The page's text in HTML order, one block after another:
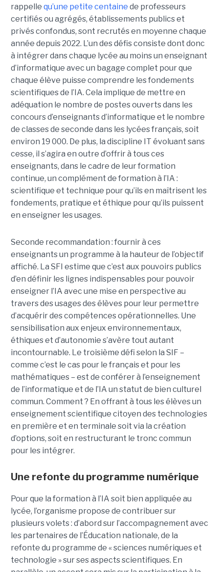
rappelle qu’une petite centaine de professeurs
certifiés ou agrégés, établissements publics et
privés confondus, sont recrutés en moyenne chaque
année depuis 2022. L’un des défis consiste dont donc
à intégrer dans chaque lycée au moins un enseignant
d’informatique avec un bagage complet pour que
chaque élève puisse comprendre les fondements
scientifiques de l’IA. Cela implique de mettre en
adéquation le nombre de postes ouverts dans les
concours d’enseignants d’informatique et le nombre
de classes de seconde dans les lycées français, soit
environ 19 000. De plus, la discipline IT évoluant sans
cesse, il s’agira en outre d’offrir à tous ces
enseignants, dans le cadre de leur formation
continue, un complément de formation à l’IA :
scientifique et technique pour qu’ils en maîtrisent les
fondements, pratique et éthique pour qu’ils puissent
en enseigner les usages.
Seconde recommandation : fournir à ces
enseignants un programme à la hauteur de l’objectif
affiché. La SFI estime que c’est aux pouvoirs publics
d’en définir les lignes indispensables pour pouvoir
enseigner l’IA avec une mise en perspective au
travers des usages des élèves pour leur permettre
d’acquérir des compétences opérationnelles. Une
sensibilisation aux enjeux environnementaux,
éthiques et d’autonomie s’avère tout autant
incontournable. Le troisième défi selon la SIF –
comme c’est le cas pour le français et pour les
mathématiques – est de conférer à l’enseignement
de l’informatique et de l’IA un statut de bien culturel
commun. Comment ? En offrant à tous les élèves un
enseignement scientifique citoyen des technologies
en première et en terminale soit via la création
d’options, soit en restructurant le tronc commun
pour les intégrer.
Une refonte du programme numérique
Pour que la formation à l’IA soit bien appliquée au
lycée, l’organisme propose de contribuer sur
plusieurs volets : d’abord sur l’accompagnement avec
les partenaires de l’Éducation nationale, de la
refonte du programme de « sciences numériques et
technologie » sur ses aspects scientifiques. En